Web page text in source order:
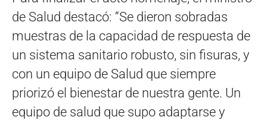
de Salud destacó: “Se dieron sobradas
muestras de la capacidad de respuesta de
un sistema sanitario robusto, sin fisuras, y
con un equipo de Salud que siempre
priorizó el bienestar de nuestra gente. Un
equipo de salud que supo adaptarse y